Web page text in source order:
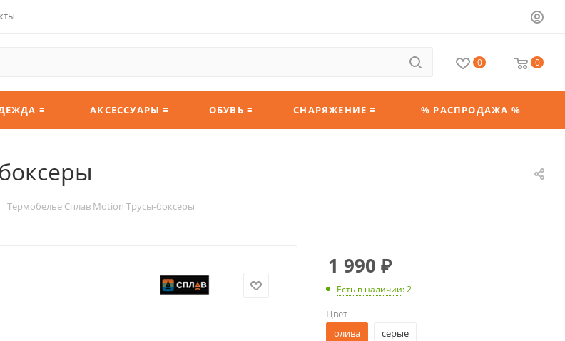
0 0
≡ АКСЕССУАРЫ ≡ ОБУВЬ ≡ СНАРЯЖЕНИЕ ≡ % РАСПРОДАЖА %
Термобелье Сплав Motion Трусы-боксеры
1 990 ₽
Есть в наличии: 2
Цвет
олива
серые